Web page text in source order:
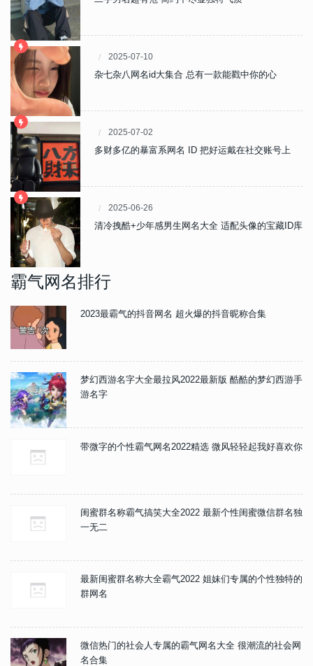
2025-07-10
杂七杂八网名id大集合 总有一款能戳中你的心
2025-07-02
多财多亿的暴富系网名 ID 把好运戴在社交账号上
2025-06-26
清冷拽酷+少年感男生网名大全 适配头像的宝藏ID库
霸气网名排行
2023最霸气的抖音网名 超火爆的抖音昵称合集
梦幻西游名字大全最拉风2022最新版 酷酷的梦幻西游手
游名字
带微字的个性霸气网名2022精选 微风轻轻起我好喜欢你
闺蜜群名称霸气搞笑大全2022 最新个性闺蜜微信群名独
一无二
最新闺蜜群名称大全霸气2022 姐妹们专属的个性独特的
群网名
微信热门的社会人专属的霸气网名大全 很潮流的社会网
名合集